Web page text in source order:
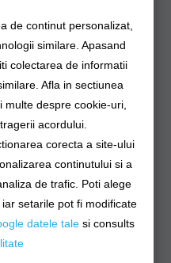
de continut personalizat,
similare. Apasand
colectarea de informatii
Afla in sectiunea
despre cookie-uri,
acordului.
corecta a site-ului
continutului si a
de trafic. Poti alege
setarile pot fi modificate
datele tale si consults